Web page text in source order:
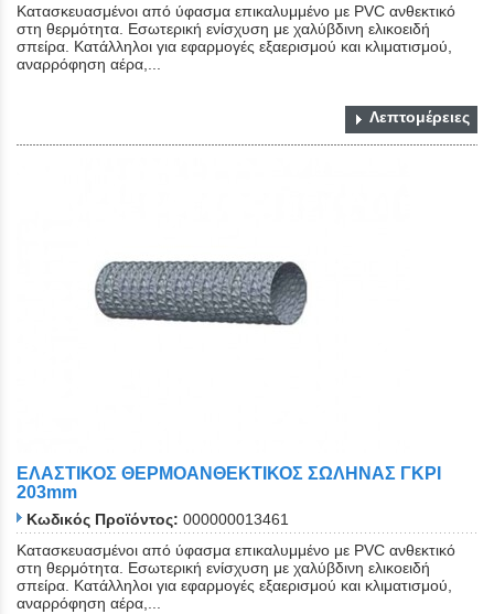
Κατασκευασμένοι από ύφασμα επικαλυμμένο με PVC ανθεκτικό
στη θερμότητα. Εσωτερική ενίσχυση με χαλύβδινη ελικοειδή
σπείρα. Κατάλληλοι για εφαρμογές εξαερισμού και κλιματισμού,
αναρρόφηση αέρα,...
Λεπτομέρειες
ΕΛΑΣΤΙΚΟΣ ΘΕΡΜΟΑΝΘΕΚΤΙΚΟΣ ΣΩΛΗΝΑΣ ΓΚΡΙ
203mm
Κωδικός Προϊόντος: 000000013461
Κατασκευασμένοι από ύφασμα επικαλυμμένο με PVC ανθεκτικό
στη θερμότητα. Εσωτερική ενίσχυση με χαλύβδινη ελικοειδή
σπείρα. Κατάλληλοι για εφαρμογές εξαερισμού και κλιματισμού,
αναρρόφηση αέρα,...